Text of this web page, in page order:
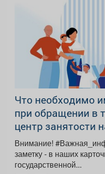
Что необходимо
при обращении в
центр занятости
Внимание! #Важная_информация соискателям на
заметку - в наших карточках. Подробнее
государственной...